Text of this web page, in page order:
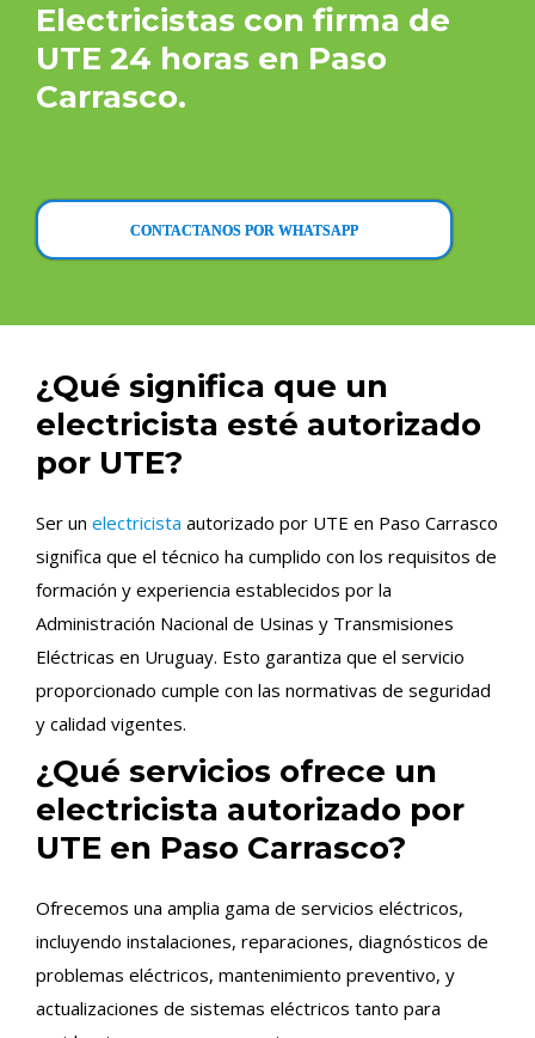
Electricistas con firma de
UTE 24 horas en Paso
Carrasco.
CONTACTANOS POR WHATSAPP
¿Qué significa que un
electricista esté autorizado
por UTE?
Ser un electricista autorizado por UTE en Paso Carrasco
significa que el técnico ha cumplido con los requisitos de
formación y experiencia establecidos por la
Administración Nacional de Usinas y Transmisiones
Eléctricas en Uruguay. Esto garantiza que el servicio
proporcionado cumple con las normativas de seguridad
y calidad vigentes.
¿Qué servicios ofrece un
electricista autorizado por
UTE en Paso Carrasco?
Ofrecemos una amplia gama de servicios eléctricos,
incluyendo instalaciones, reparaciones, diagnósticos de
problemas eléctricos, mantenimiento preventivo, y
actualizaciones de sistemas eléctricos tanto para